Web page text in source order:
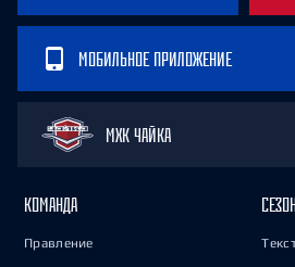
МОБИЛЬНОЕ ПРИЛОЖЕНИЕ
МХК ЧАЙКА
КОМАНДА
Правление